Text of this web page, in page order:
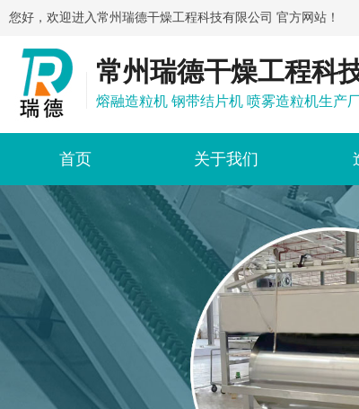
您好，欢迎进入常州瑞德干燥工程科技有限公司 官方网站！
常州瑞德干燥工程科
熔融造粒机 钢带结片机 喷雾造粒机生产
首页 关于我们